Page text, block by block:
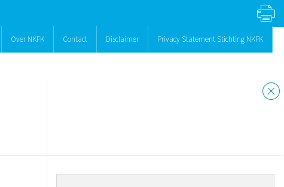
Over NKFK Contact Disclaimer Privacy Statement Stichting NKFK